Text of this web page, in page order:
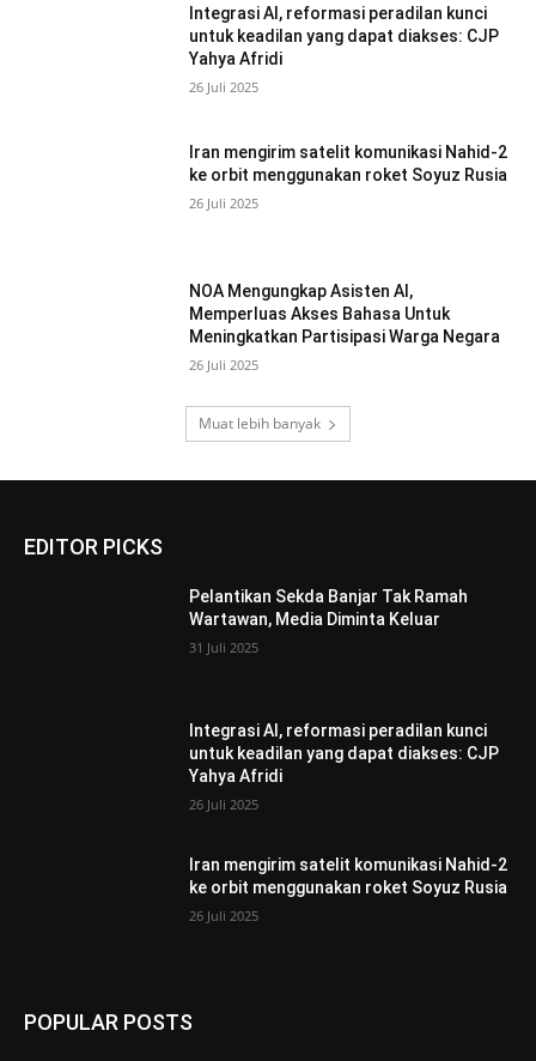
Integrasi AI, reformasi peradilan kunci
untuk keadilan yang dapat diakses: CJP
Yahya Afridi
26 Juli 2025
Iran mengirim satelit komunikasi Nahid-2
ke orbit menggunakan roket Soyuz Rusia
26 Juli 2025
NOA Mengungkap Asisten AI,
Memperluas Akses Bahasa Untuk
Meningkatkan Partisipasi Warga Negara
26 Juli 2025
Muat lebih banyak
EDITOR PICKS
Pelantikan Sekda Banjar Tak Ramah
Wartawan, Media Diminta Keluar
31 Juli 2025
Integrasi AI, reformasi peradilan kunci
untuk keadilan yang dapat diakses: CJP
Yahya Afridi
26 Juli 2025
Iran mengirim satelit komunikasi Nahid-2
ke orbit menggunakan roket Soyuz Rusia
26 Juli 2025
POPULAR POSTS